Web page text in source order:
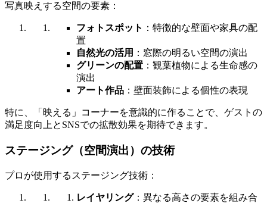
写真映えする空間の要素：
フォトスポット ：特徴的な壁面や家具の配
置
自然光の活用 ：窓際の明るい空間の演出
グリーンの配置 ：観葉植物による生命感の
演出
アート作品 ：壁面装飾による個性の表現
特に、「映える」コーナーを意識的に作ることで、ゲストの
満足度向上とSNSでの拡散効果を期待できます。
ステージング（空間演出）の技術
プロが使用するステージング技術：
レイヤリング：異なる高さの要素を組み合